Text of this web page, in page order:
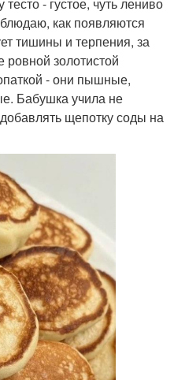
- густое, чуть лениво
как появляются
тишины и терпения, за
ровной золотистой
- они пышные,
Бабушка учила не
щепотку соды на